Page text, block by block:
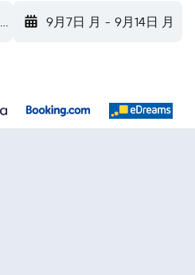
目的地 9月7日 月 - 9月14日 月